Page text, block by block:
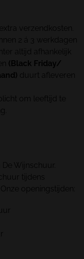
verzendkosten.
2 á 3 werkdagen
altijd afhankelijk
(Black Friday/
duurt afleveren
om leeftijd te
Wijnschuur.
tijdens
openingstijden: